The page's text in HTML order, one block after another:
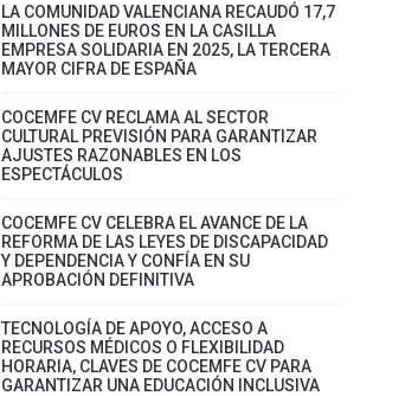
LA COMUNIDAD VALENCIANA RECAUDÓ 17,7
MILLONES DE EUROS EN LA CASILLA
EMPRESA SOLIDARIA EN 2025, LA TERCERA
MAYOR CIFRA DE ESPAÑA
COCEMFE CV RECLAMA AL SECTOR
CULTURAL PREVISIÓN PARA GARANTIZAR
AJUSTES RAZONABLES EN LOS
ESPECTÁCULOS
COCEMFE CV CELEBRA EL AVANCE DE LA
REFORMA DE LAS LEYES DE DISCAPACIDAD
Y DEPENDENCIA Y CONFÍA EN SU
APROBACIÓN DEFINITIVA
TECNOLOGÍA DE APOYO, ACCESO A
RECURSOS MÉDICOS O FLEXIBILIDAD
HORARIA, CLAVES DE COCEMFE CV PARA
GARANTIZAR UNA EDUCACIÓN INCLUSIVA